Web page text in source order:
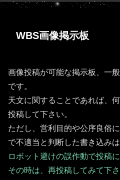
WBS画像掲示板
画像投稿が可能な掲示板、一
です。
天文に関することであれば、
投稿して下さい。
ただし、営利目的や公序良俗
で不適当と判断した書き込み
ロボット避けの誤作動で投稿
その時は、再投稿してみて下さ